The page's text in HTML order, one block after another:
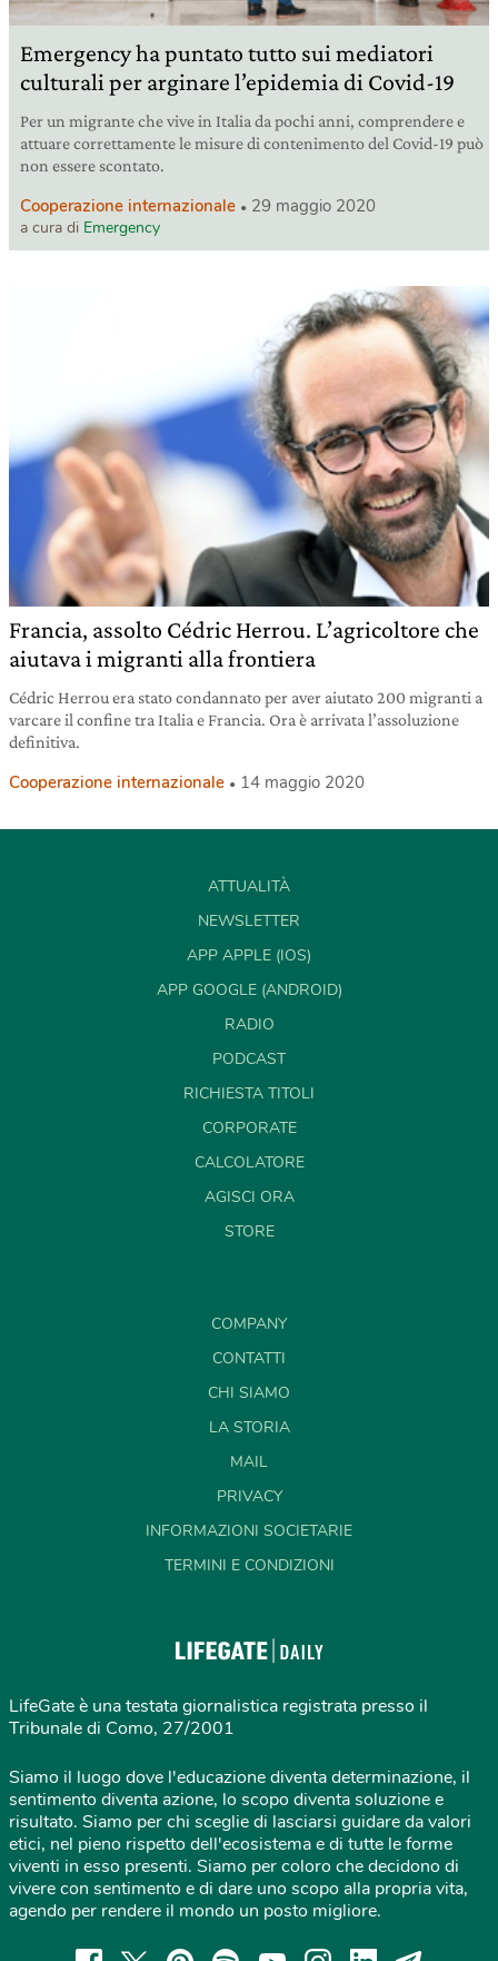
Emergency ha puntato tutto sui mediatori
culturali per arginare l’epidemia di Covid-19
Per un migrante che vive in Italia da pochi anni, comprendere e
attuare correttamente le misure di contenimento del Covid-19 può
non essere scontato.
Cooperazione internazionale 29 maggio 2020
a cura di Emergency
Francia, assolto Cédric Herrou. L’agricoltore che
aiutava i migranti alla frontiera
Cédric Herrou era stato condannato per aver aiutato 200 migranti a
varcare il confine tra Italia e Francia. Ora è arrivata l’assoluzione
definitiva.
Cooperazione internazionale 14 maggio 2020
ATTUALITÀ
NEWSLETTER
APP APPLE (IOS)
APP GOOGLE (ANDROID)
RADIO
PODCAST
RICHIESTA TITOLI
CORPORATE
CALCOLATORE
AGISCI ORA
STORE
COMPANY
CONTATTI
CHI SIAMO
LA STORIA
MAIL
PRIVACY
INFORMAZIONI SOCIETARIE
TERMINI E CONDIZIONI
LifeGate è una testata giornalistica registrata presso il
Tribunale di Como, 27/2001
Siamo il luogo dove l'educazione diventa determinazione, il
sentimento diventa azione, lo scopo diventa soluzione e
risultato. Siamo per chi sceglie di lasciarsi guidare da valori
etici, nel pieno rispetto dell'ecosistema e di tutte le forme
viventi in esso presenti. Siamo per coloro che decidono di
vivere con sentimento e di dare uno scopo alla propria vita,
agendo per rendere il mondo un posto migliore.